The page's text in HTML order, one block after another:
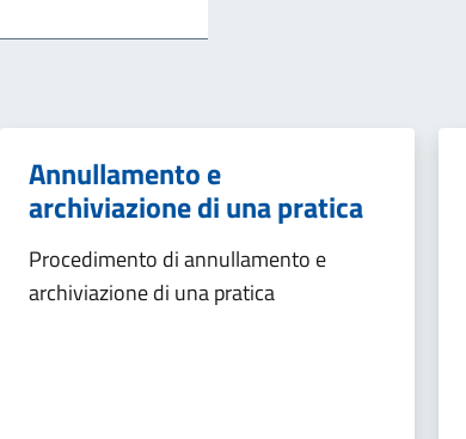
Annullamento e
archiviazione di una pratica
Procedimento di annullamento e
archiviazione di una pratica